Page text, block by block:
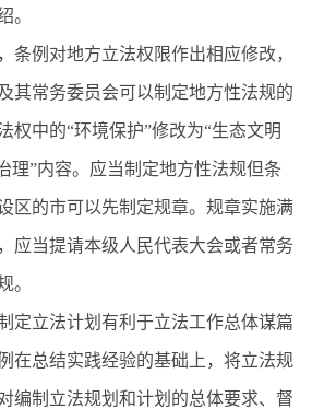
。
例对地方立法权限作出相应修改，
其常务委员会可以制定地方性法规的
权中的“环境保护”修改为“生态文明
理”内容。应当制定地方性法规但条
区的市可以先制定规章。规章实施满
应当提请本级人民代表大会或者常务
。
立法计划有利于立法工作总体谋篇
在总结实践经验的基础上，将立法规
编制立法规划和计划的总体要求、督